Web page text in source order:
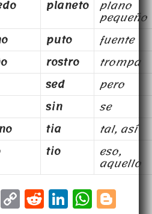
planeto plano
pequeño
puto
fuente
rostro
trompa
sed
pero
sin
se
tia
tal, así
tio eso,
aquello
T C R Li W